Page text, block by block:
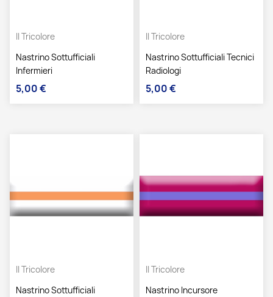
Il Tricolore
Nastrino Sottufficiali
Infermieri
Prezzo
5,00 €
Il Tricolore
Nastrino Sottufficiali Tecnici
Radiologi
Prezzo
5,00 €
Il Tricolore
Nastrino Sottufficiali
Il Tricolore
Nastrino Incursore